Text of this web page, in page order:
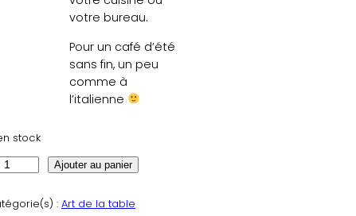
votre bureau.
Pour un café d’été
sans fin, un peu
comme à
l’italienne
stock
Ajouter au panier
: Art de la table